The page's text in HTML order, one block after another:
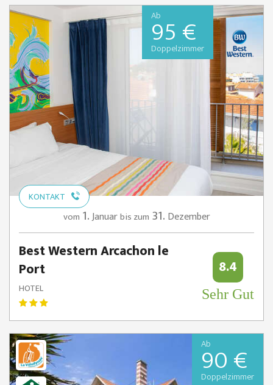
Ab
95 €
Doppelzimmer
KONTAKT
vom 1.Januarbis zum 31. Dezember
Best Western Arcachon le
Port
HOTEL
8.4
Sehr Gut
Ab
90 €
Doppelzimmer